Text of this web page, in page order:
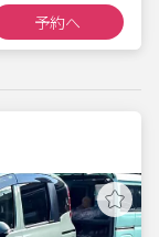
予約へ